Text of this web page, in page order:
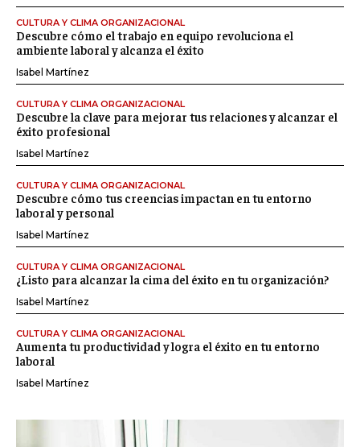
CULTURA Y CLIMA ORGANIZACIONAL
Descubre cómo el trabajo en equipo revoluciona el
ambiente laboral y alcanza el éxito
Isabel Martínez
CULTURA Y CLIMA ORGANIZACIONAL
Descubre la clave para mejorar tus relaciones y alcanzar el
éxito profesional
Isabel Martínez
CULTURA Y CLIMA ORGANIZACIONAL
Descubre cómo tus creencias impactan en tu entorno
laboral y personal
Isabel Martínez
CULTURA Y CLIMA ORGANIZACIONAL
¿Listo para alcanzar la cima del éxito en tu organización?
Isabel Martínez
CULTURA Y CLIMA ORGANIZACIONAL
Aumenta tu productividad y logra el éxito en tu entorno
laboral
Isabel Martínez